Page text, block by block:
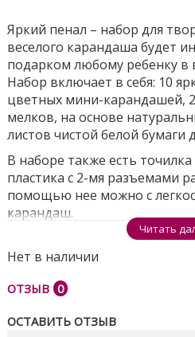
Яркий пенал – набор для
веселого карандаша будет
подарком любому ребенку в
Набор включает в себя: 10
цветных мини-карандашей,
мелков, на основе
листов чистой белой бумаги
В наборе также есть
пластика с 2-мя разъемами
помощью нее можно с
карандаш.
Пенал позволит комфортно
брать его с собой на
Комплектация:
10 маркеров
Читать
Нет в наличии
ОТЗЫВ 0
ОСТАВИТЬ ОТЗЫВ